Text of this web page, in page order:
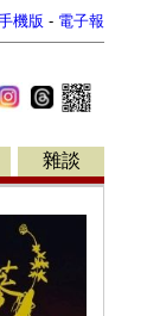
機版 - 電子報
雜談